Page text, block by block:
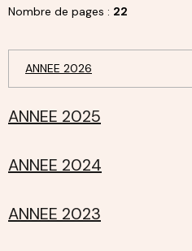
Nombre de pages : 22
ANNEE 2026
ANNEE 2025
ANNEE 2024
ANNEE 2023